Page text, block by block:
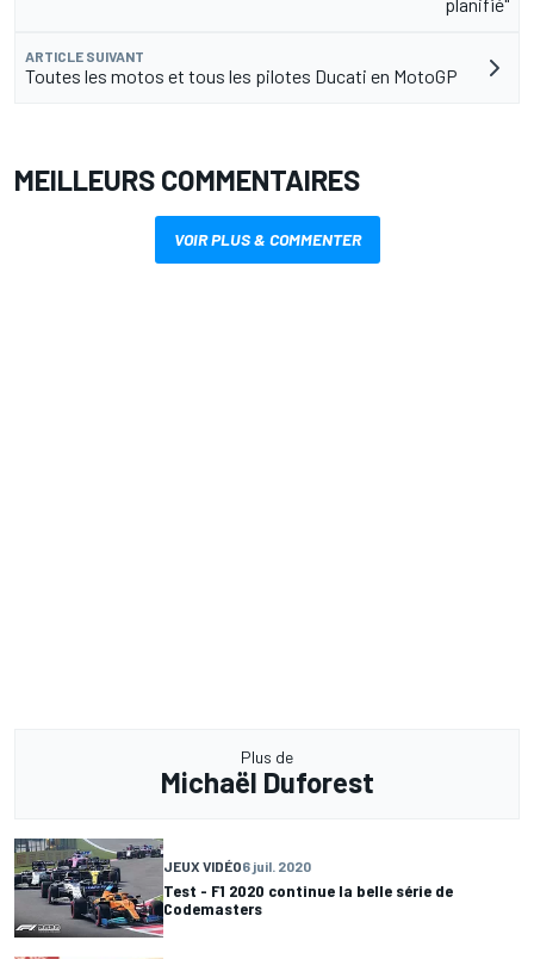
ARTICLE SUIVANT
Toutes les motos et tous les pilotes Ducati en MotoGP
MEILLEURS COMMENTAIRES
VOIR PLUS & COMMENTER
Plus de
Michaël Duforest
JEUX VIDÉO6 juil. 2020
Test - F1 2020 continue la belle série de
Codemasters